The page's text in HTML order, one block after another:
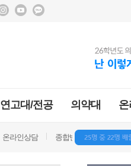
연고대/전공 의약대
온라인상담 종합반 방문상담